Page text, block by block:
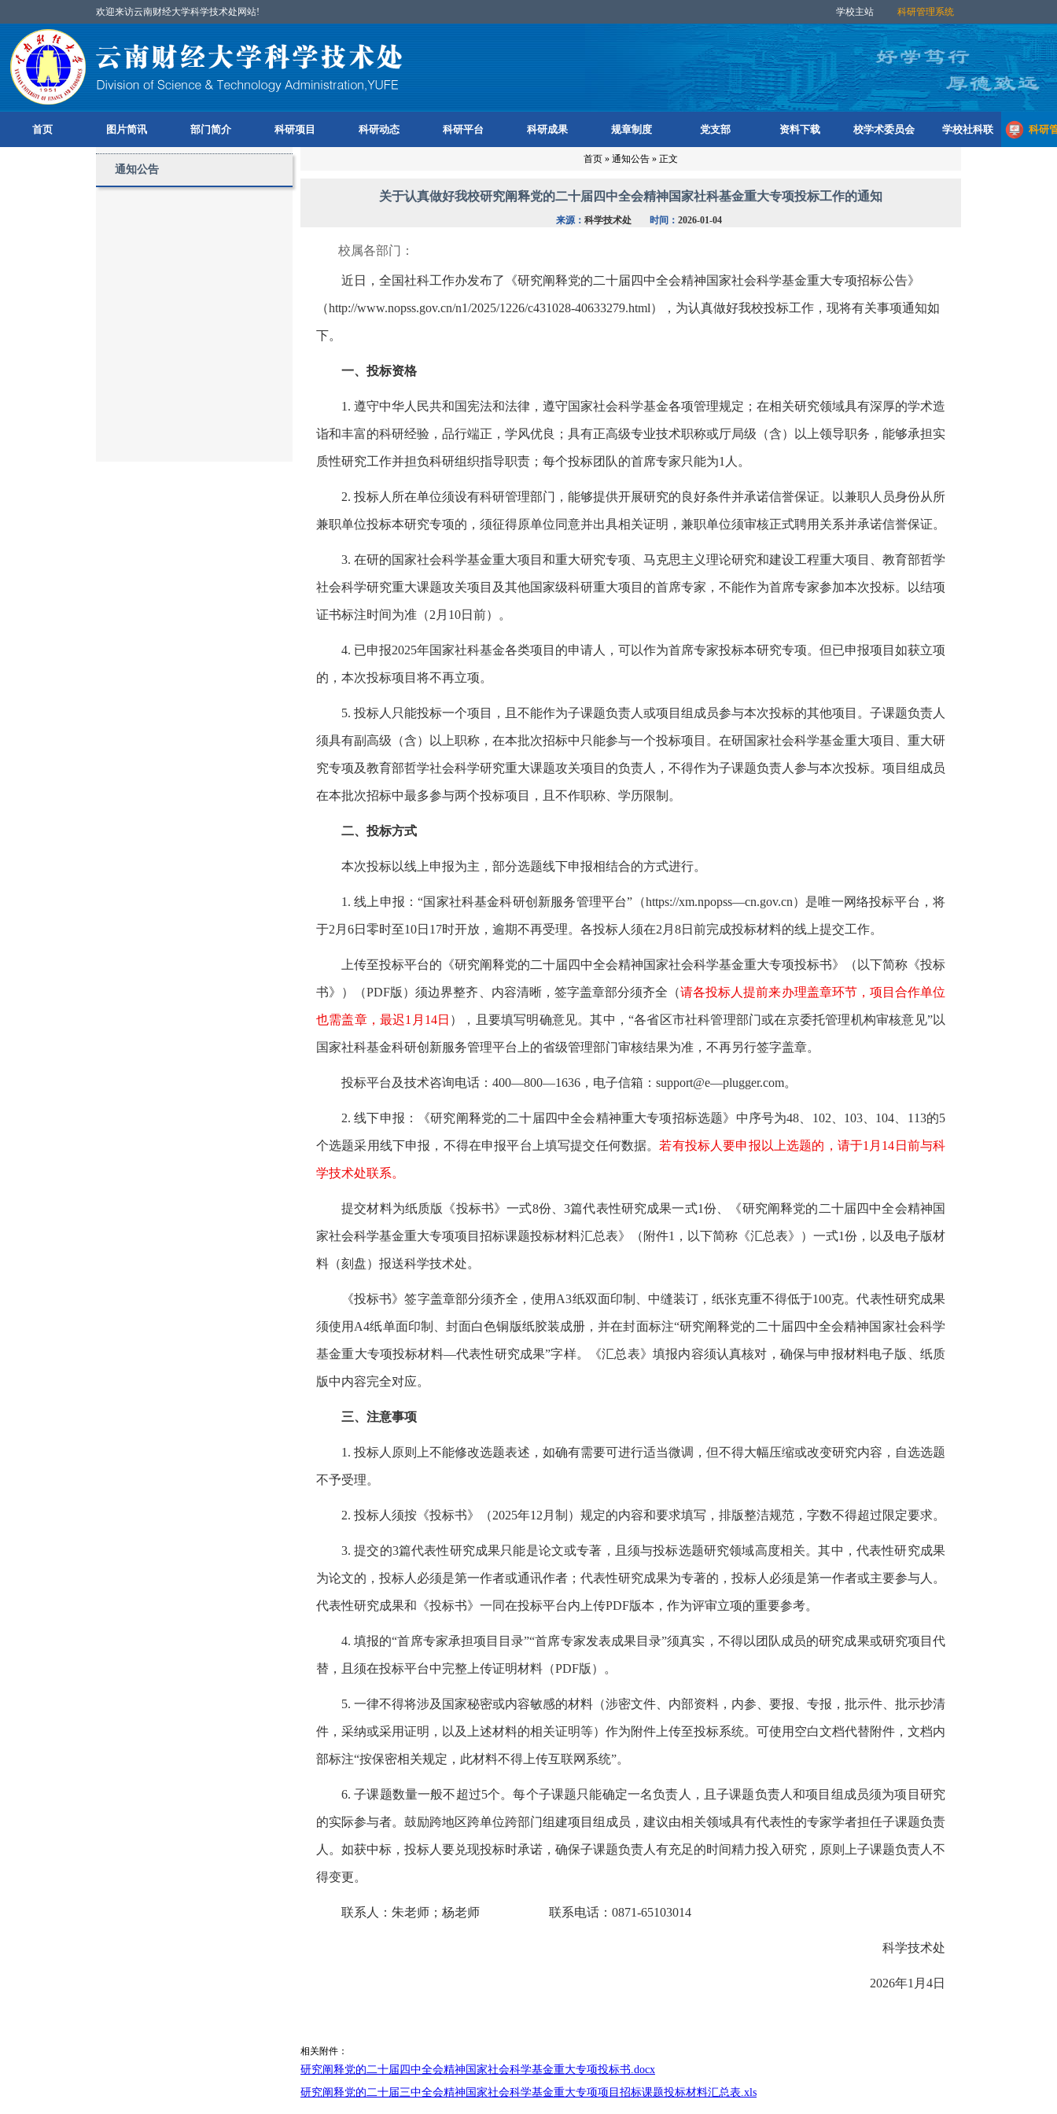
科研管理系统
学校主站
欢迎来访云南财经大学科学技术处网站!
首页 图片简讯 部门简介 科研项目 科研动态 科研平台 科研成果 规章制度 党支部 资料下载 校学术委员会 学校社科联 科研
通知公告
首页 » 通知公告 » 正文
关于认真做好我校研究阐释党的二十届四中全会精神国家社科基金重大专项投标工作的通知
来源： 科学技术处 时间： 2026-01-04
校属各部门：
近日，全国社科工作办发布了《研究阐释党的二十届四中全会精神国家社会科学基金重大专项招标公告》
（http://www.nopss.gov.cn/n1/2025/1226/c431028-40633279.html），为认真做好我校投标工作，现将有关事项通知如
下。
一、投标资格
1. 遵守中华人民共和国宪法和法律，遵守国家社会科学基金各项管理规定；在相关研究领域具有深厚的学术造
诣和丰富的科研经验，品行端正，学风优良；具有正高级专业技术职称或厅局级（含）以上领导职务，能够承担实
质性研究工作并担负科研组织指导职责；每个投标团队的首席专家只能为1 人。
2. 投标人所在单位须设有科研管理部门，能够提供开展研究的良好条件并承诺信誉保证。以兼职人员身份从所
兼职单位投标本研究专项的，须征得原单位同意并出具相关证明，兼职单位须审核正式聘用关系并承诺信誉保证。
3. 在研的国家社会科学基金重大项目和重大研究专项、马克思主义理论研究和建设工程重大项目、教育部哲学
社会科学研究重大课题攻关项目及其他国家级科研重大项目的首席专家，不能作为首席专家参加本次投标。以结项
证书标注时间为准（2 月 10日前）。
4. 已申报2025年国家社科基金各类项目的申请人，可以作为首席专家投标本研究专项。但已申报项目如获立项
的，本次投标项目将不再立项。
5. 投标人只能投标一个项目，且不能作为子课题负责人或项目组成员参与本次投标的其他项目。子课题负责人
须具有副高级（含）以上职称，在本批次招标中只能参与一个投标项目。在研国家社会科学基金重大项目、重大研
究专项及教育部哲学社会科学研究重大课题攻关项目的负责人，不得作为子课题负责人参与本次投标。项目组成员
在本批次招标中最多参与两个投标项目，且不作职称、学历限制。
二、投标方式
本次投标以线上申报为主，部分选题线下申报相结合的方式进行。
1.线上申报：“国家社科基金科研创新服务管理平台”（https://xm.npopss—cn.gov.cn）是唯一网络投标平台，将
于2 月 6日零时至10日 17时开放，逾期不再受理。各投标人须在2 月 8日前完成投标材料的线上提交工作。
上传至投标平台的《研究阐释党的二十届四中全会精神国家社会科学基金重大专项投标书》（以下简称《投标
书》）（PDF版）须边界整齐、内容清晰，签字盖章部分须齐全（请各投标人提前来办理盖章环节，项目合作单位
也需盖章，最迟1 月 14日 ），且要填写明确意见。其中，“各省区市社科管理部门或在京委托管理机构审核意见”以
国家社科基金科研创新服务管理平台上的省级管理部门审核结果为准，不再另行签字盖章。
投标平台及技术咨询电话： 400—800—1636 ，电子信箱： support@e—plugger.com。
2.线下申报：《研究阐释党的二十届四中全会精神重大专项招标选题》中序号为48 102 103、 104 113的5
个选题采用线下申报，不得在申报平台上填写提交任何数据。 若有投标人要申报以上选题的，请于1 月 14 日前与科
学技术处联系。
提交材料为纸质版《投标书》一式8份、 3篇代表性研究成果一式1份、《研究阐释党的二十届四中全会精神国
家社会科学基金重大专项项目招标课题投标材料汇总表》（附件1 ，以下简称《汇总表》）一式1份，以及电子版材
料（刻盘）报送科学技术处。
《投标书》签字盖章部分须齐全，使用 A3纸双面印制、中缝装订，纸张克重不得低于100克。代表性研究成果
须使用 A4纸单面印制、封面白色铜版纸胶装成册，并在封面标注“研究阐释党的二十届四中全会精神国家社会科学
基金重大专项投标材料—代表性研究成果”字样。《汇总表》填报内容须认真核对，确保与申报材料电子版、纸质
版中内容完全对应。
三、注意事项
1. 投标人原则上不能修改选题表述，如确有需要可进行适当微调，但不得大幅压缩或改变研究内容，自选选题
不予受理。
2. 投标人须按《投标书》（2025年12 月制）规定的内容和要求填写，排版整洁规范，字数不得超过限定要求。
3.提交的3篇代表性研究成果只能是论文或专著，且须与投标选题研究领域高度相关。其中，代表性研究成果
为论文的，投标人必须是第一作者或通讯作者；代表性研究成果为专著的，投标人必须是第一作者或主要参与人。
代表性研究成果和《投标书》一同在投标平台内上传PDF版本，作为评审立项的重要参考。
4.填报的“首席专家承担项目目录”“首席专家发表成果目录”须真实，不得以团队成员的研究成果或研究项目代
替，且须在投标平台中完整上传证明材料（PDF版）。
5. 一律不得将涉及国家秘密或内容敏感的材料（涉密文件、内部资料，内参、要报、专报，批示件、批示抄清
件，采纳或采用证明，以及上述材料的相关证明等）作为附件上传至投标系统。可使用空白文档代替附件，文档内
部标注“按保密相关规定，此材料不得上传互联网系统”。
6.子课题数量一般不超过5个。每个子课题只能确定一名负责人，且子课题负责人和项目组成员须为项目研究
的实际参与者。鼓励跨地区跨单位跨部门组建项目组成员，建议由相关领域具有代表性的专家学者担任子课题负责
人。如获中标，投标人要兑现投标时承诺，确保子课题负责人有充足的时间精力投入研究，原则上子课题负责人不
得变更。
联系人：朱老师；杨老师 联系电话： 0871-65103014
科学技术处
2026年1 月 4日
相关附件：
研究阐释党的二十届四中全会精神国家社会科学基金重大专项投标书.docx
研究阐释党的二十届三中全会精神国家社会科学基金重大专项项目招标课题投标材料汇总表.xls